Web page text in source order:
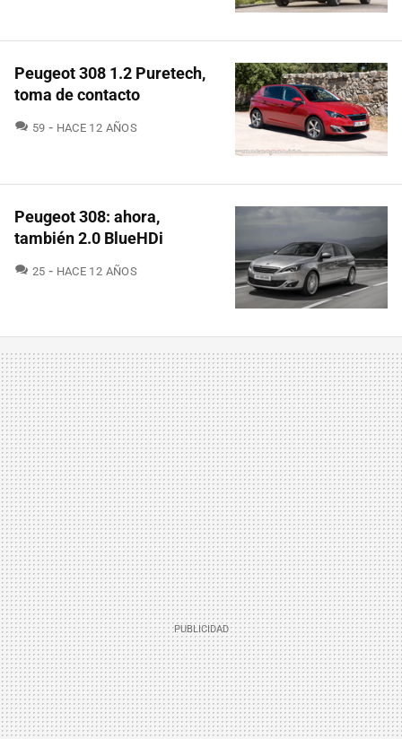
Peugeot 308 1.2 Puretech,
toma de contacto
59 COMENTARIOS
HACE 12 AÑOS
Peugeot 308: ahora,
también 2.0 BlueHDi
25 COMENTARIOS
HACE 12 AÑOS